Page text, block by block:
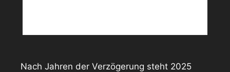
Nach Jahren der Verzögerung steht 2025